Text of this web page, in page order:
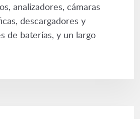
analizadores, cámaras
descargadores y
de baterías, y un largo